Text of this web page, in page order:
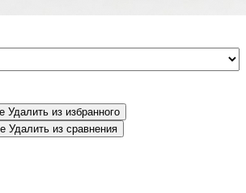
Удалить из избранного
Удалить из сравнения